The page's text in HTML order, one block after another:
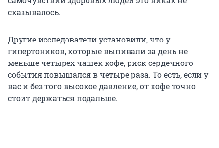
сказывалось.
Другие исследователи установили, что у
гипертоников, которые выпивали за день не
меньше четырех чашек кофе, риск сердечного
события повышался в четыре раза. То есть, если у
вас и без того высокое давление, от кофе точно
стоит держаться подальше.